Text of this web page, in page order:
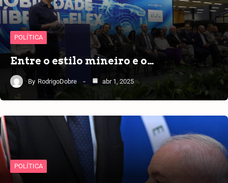
POLÍTICA
Entre o estilo mineiro e o…
By RodrigoDobre abr 1, 2025
POLÍTICA